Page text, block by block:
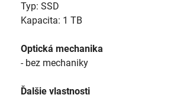
Typ: SSD
Kapacita: 1 TB
Optická mechanika
- bez mechaniky
Ďalšie vlastnosti